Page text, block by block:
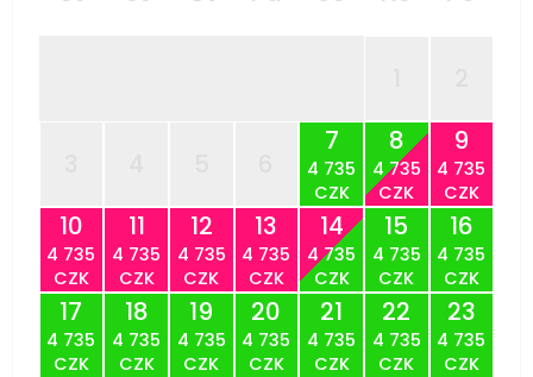
7
4 735
CZK
8
4 735
CZK
9
4 735
CZK
10
4 735
CZK
11
4 735
CZK
12
4 735
CZK
13
4 735
CZK
14
4 735
CZK
15
4 735
CZK
16
4 735
CZK
17
4 735
CZK
18
4 735
CZK
19
4 735
CZK
20
4 735
CZK
21
4 735
CZK
22
4 735
CZK
23
4 735
CZK